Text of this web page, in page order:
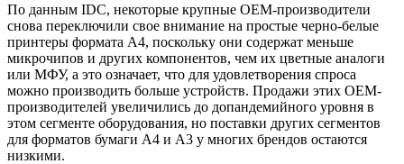
По данным IDC, некоторые крупные OEM-производители
снова переключили свое внимание на простые черно-белые
принтеры формата A4, поскольку они содержат меньше
микрочипов и других компонентов, чем их цветные аналоги
или МФУ, а это означает, что для удовлетворения спроса
можно производить больше устройств. Продажи этих OEM-
производителей увеличились до допандемийного уровня в
этом сегменте оборудования, но поставки других сегментов
для форматов бумаги A4 и A3 у многих брендов остаются
низкими.